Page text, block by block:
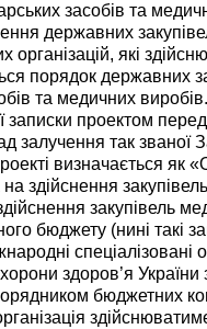
засобів та
державних
організацій, які
порядок державних
та медичних
записки проектом
залучення так званої
визначається як
здійснення
закупівель
бюджету (нині такі
спеціалізовані
здоров’я
бюджетних